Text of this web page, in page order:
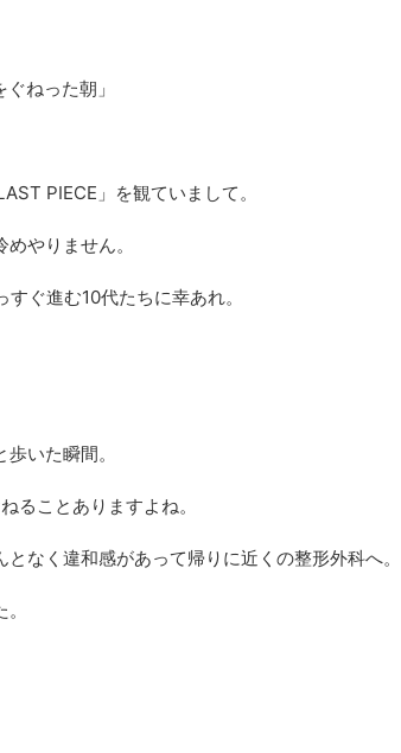
ぐねった朝」
PIECE」を観ていまして。
やりません。
ぐ進む10代たちに幸あれ。
いた瞬間。
ることありますよね。
なく違和感があって帰りに近くの整形外科へ。